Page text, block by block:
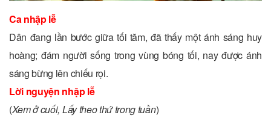
Ca nhập lễ
Dân đang lần bước giữa tối tăm, đã thấy một ánh sáng huy
hoàng; đám người sống trong vùng bóng tối, nay được ánh
sáng bừng lên chiếu rọi.
Lời nguyện nhập lễ
(Xem ở cuối, Lấy theo thứ trong tuần)